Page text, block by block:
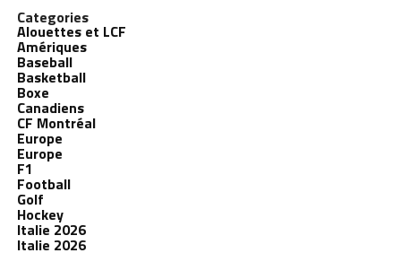
Categories
Alouettes et LCF
Amériques
Baseball
Basketball
Boxe
Canadiens
CF Montréal
Europe
Europe
F1
Football
Golf
Hockey
Italie 2026
Italie 2026